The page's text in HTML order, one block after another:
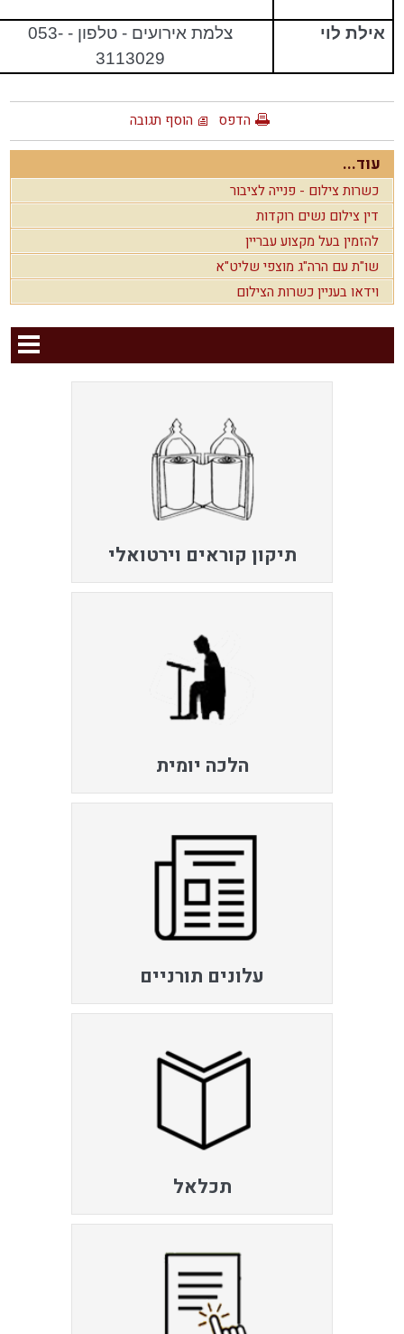
אילת לוי
צלמת אירועים - טלפון - 053-
3113029
הדפס הוסף תגובה
עוד...
כשרות צילום - פנייה לציבור
דין צילום נשים רוקדות
להזמין בעל מקצוע עבריין
שו"ת עם הרה"ג מוצפי שליט"א
וידאו בעניין כשרות הצילום
תיקון קוראים וירטואלי
הלכה יומית
עלונים תורניים
תכלאל